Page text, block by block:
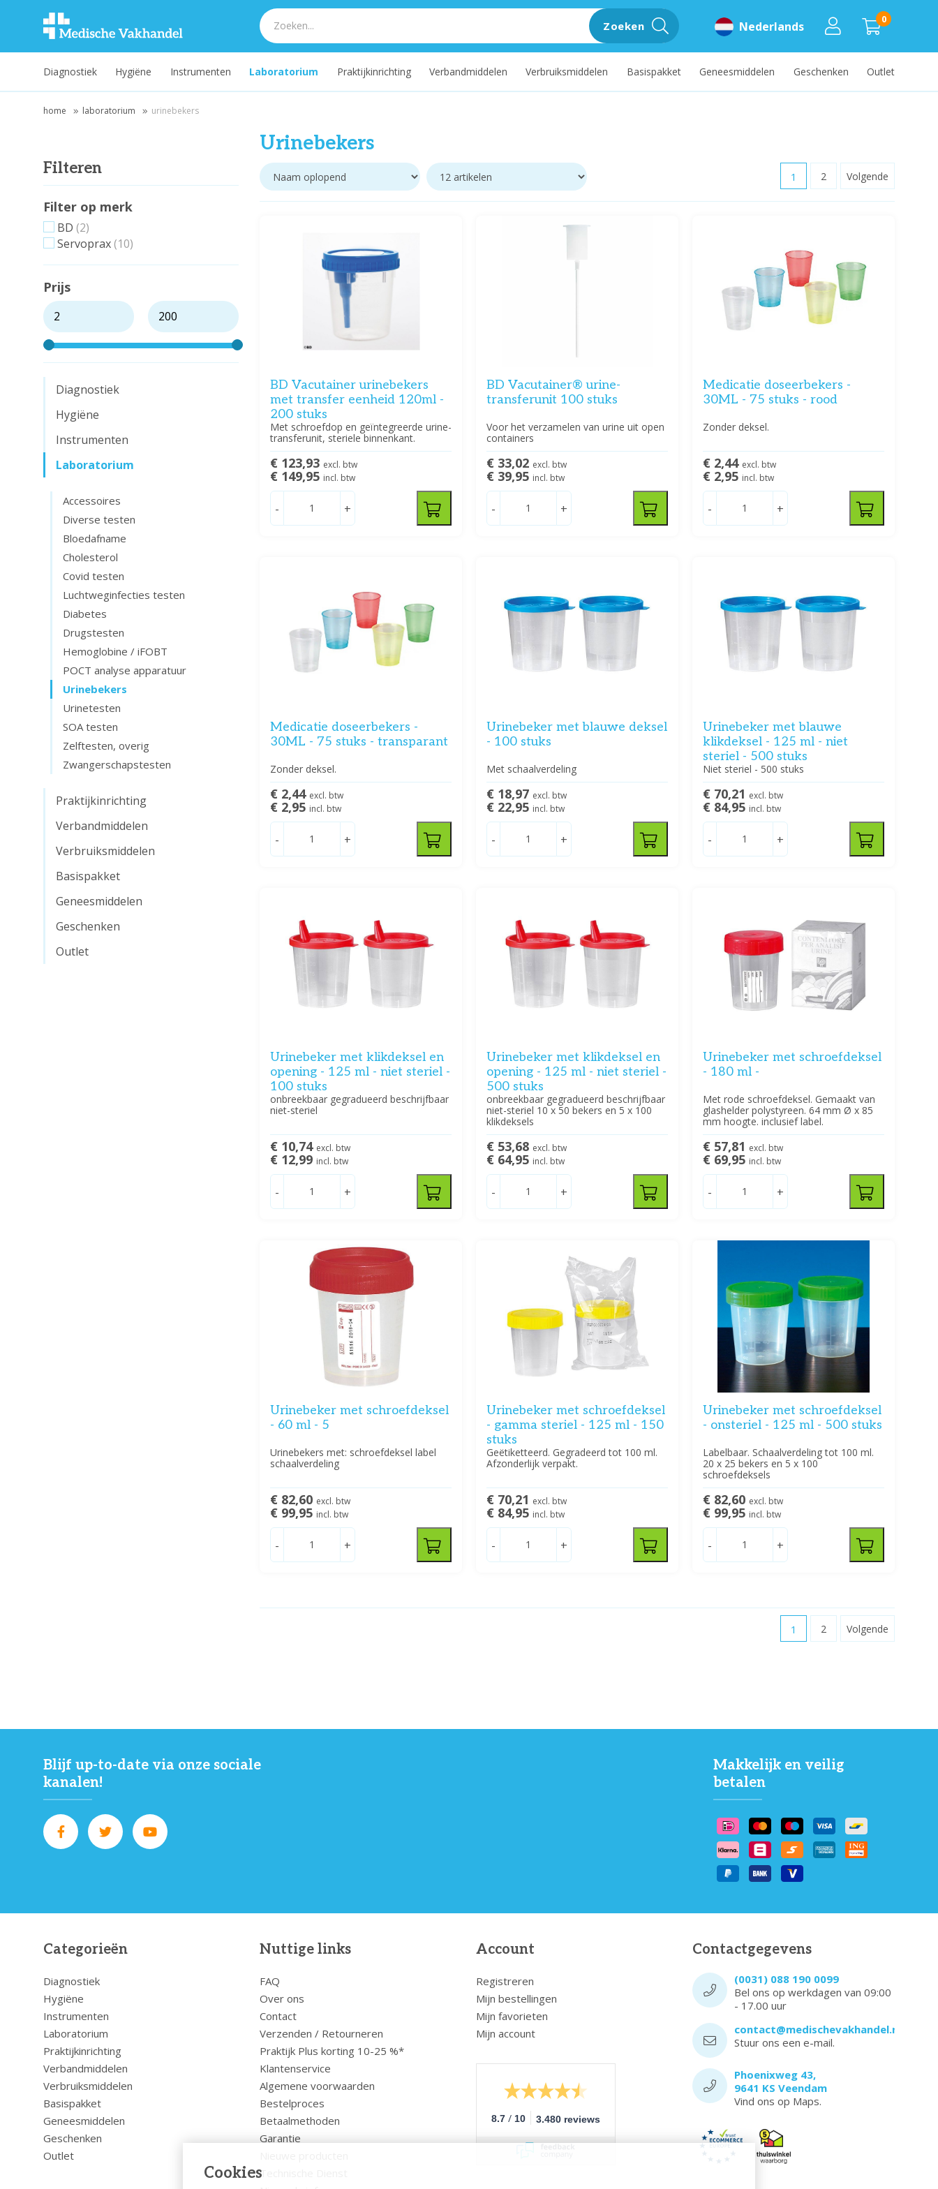
Cookies
0
Nederlands
Zoeken
Diagnostiek Hygiëne Instrumenten Laboratorium Praktijkinrichting Verbandmiddelen Verbruiksmiddelen Basispakket Geneesmiddelen Geschenken Outlet
home laboratorium urinebekers
Filteren
Filter op merk
BD (2)
Servoprax (10)
Prijs
Diagnostiek
Hygiëne
Instrumenten
Laboratorium
Accessoires
Diverse testen
Bloedafname
Cholesterol
Covid testen
Luchtweginfecties testen
Diabetes
Drugstesten
Hemoglobine / iFOBT
POCT analyse apparatuur
Urinebekers
Urinetesten
SOA testen
Zelftesten, overig
Zwangerschapstesten
Praktijkinrichting
Verbandmiddelen
Verbruiksmiddelen
Basispakket
Geneesmiddelen
Geschenken
Outlet
Urinebekers
1 2 Volgende
BD Vacutainer urinebekers
met transfer eenheid 120ml -
200 stuks
Met schroefdop en geïntegreerde urine-
transferunit, steriele binnenkant.
€ 123,93 excl. btw
€ 149,95 incl. btw
- +
BD Vacutainer® urine-
transferunit 100 stuks
Voor het verzamelen van urine uit open
containers
€ 33,02 excl. btw
€ 39,95 incl. btw
- +
Medicatie doseerbekers -
30ML - 75 stuks - rood
Zonder deksel.
€ 2,44 excl. btw
€ 2,95 incl. btw
- +
Medicatie doseerbekers -
30ML - 75 stuks - transparant
Zonder deksel.
€ 2,44 excl. btw
€ 2,95 incl. btw
- +
Urinebeker met blauwe deksel
- 100 stuks
Met schaalverdeling
€ 18,97 excl. btw
€ 22,95 incl. btw
- +
Urinebeker met blauwe
klikdeksel - 125 ml - niet
steriel - 500 stuks
Niet steriel - 500 stuks
€ 70,21 excl. btw
€ 84,95 incl. btw
- +
Urinebeker met klikdeksel en
opening - 125 ml - niet steriel -
100 stuks
onbreekbaar gegradueerd beschrijfbaar
niet-steriel
€ 10,74 excl. btw
€ 12,99 incl. btw
- +
Urinebeker met klikdeksel en
opening - 125 ml - niet steriel -
500 stuks
onbreekbaar gegradueerd beschrijfbaar
niet-steriel 10 x 50 bekers en 5 x 100
klikdeksels
€ 53,68 excl. btw
€ 64,95 incl. btw
- +
Urinebeker met schroefdeksel
- 180 ml -
Met rode schroefdeksel. Gemaakt van
glashelder polystyreen. 64 mm Ø x 85
mm hoogte. inclusief label.
€ 57,81 excl. btw
€ 69,95 incl. btw
- +
Urinebeker met schroefdeksel
- 60 ml - 5
Urinebekers met: schroefdeksel label
schaalverdeling
€ 82,60 excl. btw
€ 99,95 incl. btw
- +
Urinebeker met schroefdeksel
- gamma steriel - 125 ml - 150
stuks
Geëtiketteerd. Gegradeerd tot 100 ml.
Afzonderlijk verpakt.
€ 70,21 excl. btw
€ 84,95 incl. btw
- +
Urinebeker met schroefdeksel
- onsteriel - 125 ml - 500 stuks
Labelbaar. Schaalverdeling tot 100 ml.
20 x 25 bekers en 5 x 100
schroefdeksels
€ 82,60 excl. btw
€ 99,95 incl. btw
- +
1 2 Volgende
Blijf up-to-date via onze sociale
kanalen!
Makkelijk en veilig
betalen
Categorieën
Diagnostiek
Hygiëne
Instrumenten
Laboratorium
Praktijkinrichting
Verbandmiddelen
Verbruiksmiddelen
Basispakket
Geneesmiddelen
Geschenken
Outlet
Nuttige links
FAQ
Over ons
Contact
Verzenden / Retourneren
Praktijk Plus korting 10-25 %*
Klantenservice
Algemene voorwaarden
Bestelproces
Betaalmethoden
Garantie
Technische Dienst
Account
Registreren
Mijn bestellingen
Mijn favorieten
Mijn account
8.7 / 10 3.480 reviews
Contactgegevens
(0031) 088 190 0099
Bel ons op werkdagen van 09:00
- 17.00 uur
contact@medischevakhandel.nl
Stuur ons een e-mail.
Phoenixweg 43,
9641 KS Veendam
Vind ons op Maps.